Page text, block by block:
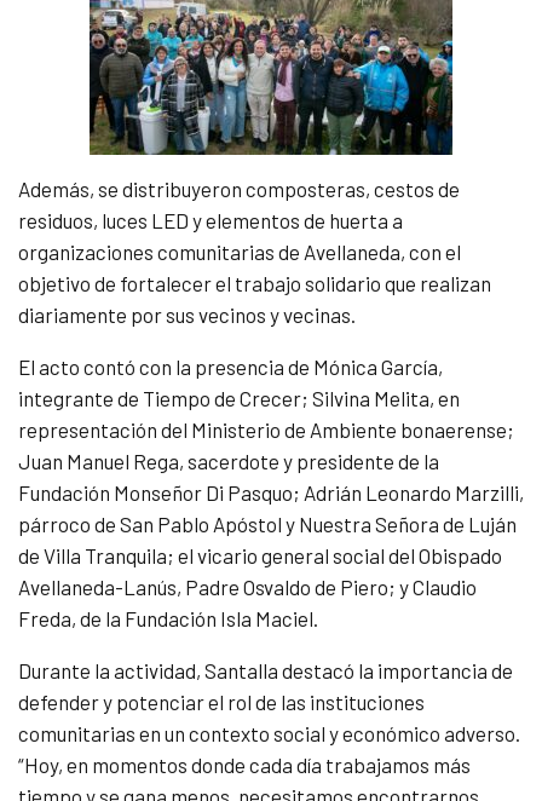
Además, se distribuyeron composteras, cestos de
residuos, luces LED y elementos de huerta a
organizaciones comunitarias de Avellaneda, con el
objetivo de fortalecer el trabajo solidario que realizan
diariamente por sus vecinos y vecinas.
El acto contó con la presencia de Mónica García,
integrante de Tiempo de Crecer; Silvina Melita, en
representación del Ministerio de Ambiente bonaerense;
Juan Manuel Rega, sacerdote y presidente de la
Fundación Monseñor Di Pasquo; Adrián Leonardo Marzilli,
párroco de San Pablo Apóstol y Nuestra Señora de Luján
de Villa Tranquila; el vicario general social del Obispado
Avellaneda-Lanús, Padre Osvaldo de Piero; y Claudio
Freda, de la Fundación Isla Maciel.
Durante la actividad, Santalla destacó la importancia de
defender y potenciar el rol de las instituciones
comunitarias en un contexto social y económico adverso.
“Hoy, en momentos donde cada día trabajamos más